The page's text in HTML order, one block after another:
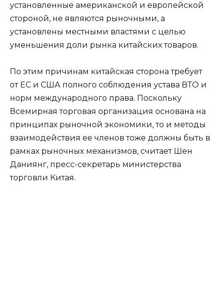
установленные американской и европейской
стороной, не являются рыночными, а
установлены местными властями с целью
уменьшения доли рынка китайских товаров.
По этим причинам китайская сторона требует
от ЕС и США полного соблюдения устава ВТО и
норм международного права. Поскольку
Всемирная торговая организация основана на
принципах рыночной экономики, то и методы
взаимодействия ее членов тоже должны быть в
рамках рыночных механизмов, считает Шен
Даниянг, пресс-секретарь министерства
торговли Китая.